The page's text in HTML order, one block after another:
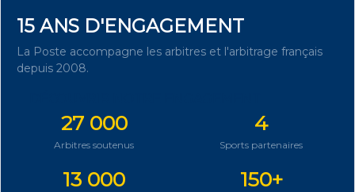
15 ANS D'ENGAGEMENT
La Poste accompagne les arbitres et l'arbitrage français
depuis 2008.
27 000
Arbitres soutenus
4
Sports partenaires
13 000 150+